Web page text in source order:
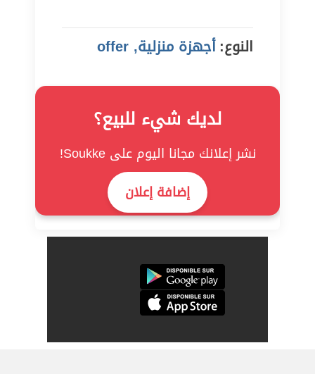
النوع:أجهزة منزلية, offer
لديك شيء للبيع؟
نشر إعلانك مجانا اليوم على Soukke!
إضافة إعلان